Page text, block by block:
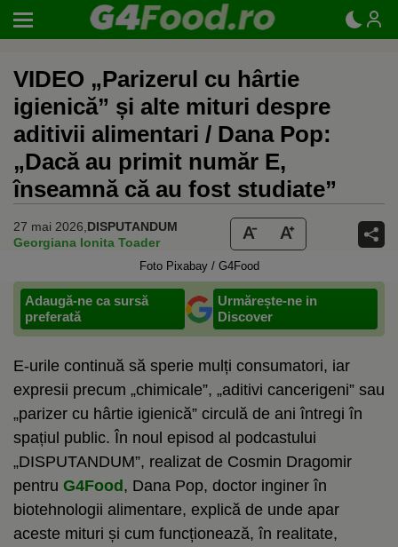
VIDEO „Parizerul cu hârtie
igienică” și alte mituri despre
aditivii alimentari / Dana Pop:
„Dacă au primit număr E,
înseamnă că au fost studiate”
27 mai 2026, DISPUTANDUM
Georgiana Ionita Toader
Foto Pixabay / G4Food
Adaugă-ne ca sursă
preferată
Urmărește-ne in
Discover
E-urile continuă să sperie mulți consumatori, iar
expresii precum „chimicale”, „aditivi cancerigeni” sau
„parizer cu hârtie igienică” circulă de ani întregi în
spațiul public. În noul episod al podcastului
„DISPUTANDUM”, realizat de Cosmin Dragomir
pentru G4Food , Dana Pop, doctor inginer în
biotehnologii alimentare, explică de unde apar
aceste mituri și cum funcționează, în realitate,